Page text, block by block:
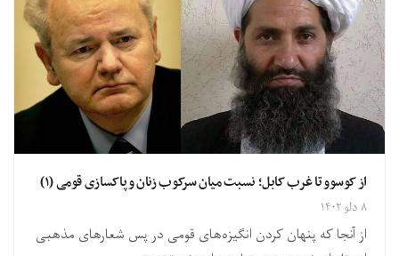
از کوسوو تا غرب کابل؛ نسبت میان سرکوب زنان و پاکسازی قومی (۱)
۸ دلو ۱۴۰۲
از آنجا که پنهان کردن انگیزه‌های قومی در پس شعارهای مذهبی